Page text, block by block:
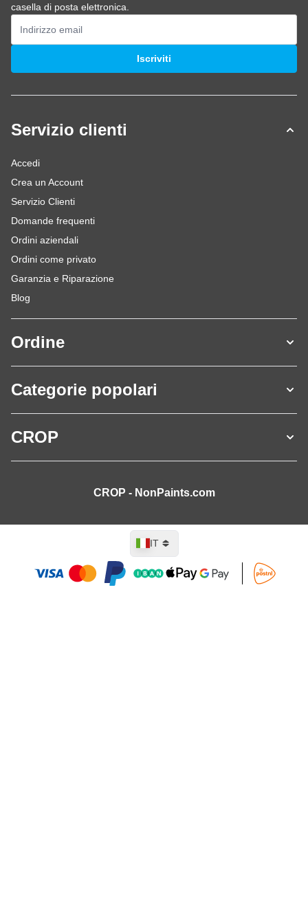
casella di posta elettronica.
Indirizzo email
Iscriviti
Servizio clienti
Accedi
Crea un Account
Servizio Clienti
Domande frequenti
Ordini aziendali
Ordini come privato
Garanzia e Riparazione
Blog
Ordine
Categorie popolari
CROP
CROP - NonPaints.com
Lingua
IT